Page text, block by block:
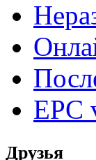
EPC
Друзья